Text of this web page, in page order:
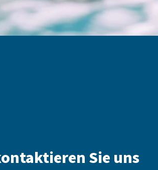
Sie uns